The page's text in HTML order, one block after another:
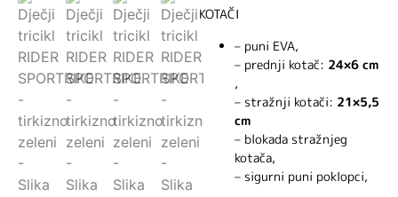
KOTAČI
– puni EVA,
– prednji kotač: 24×6 cm
,
– stražnji kotači: 21×5,5
cm
– blokada stražnjeg
kotača,
– sigurni puni poklopci,